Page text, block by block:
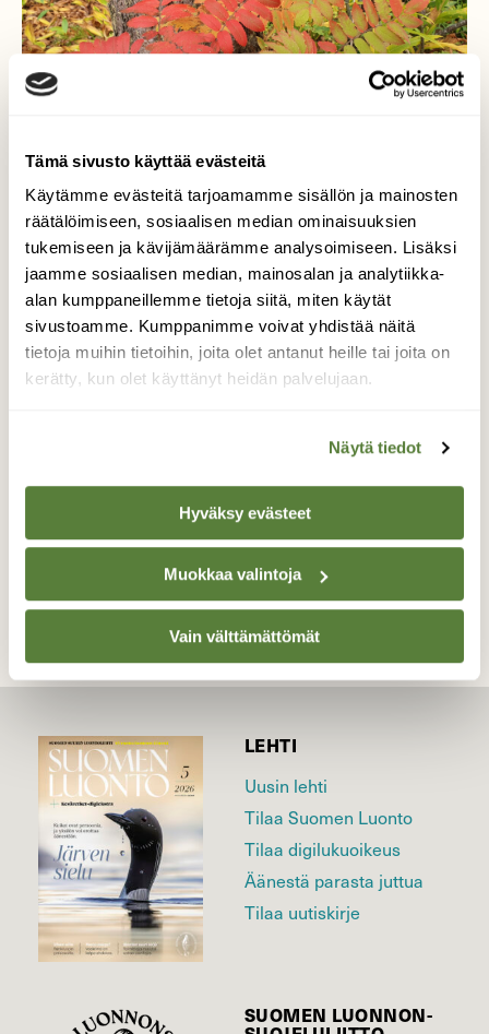
Tämä sivusto käyttää evästeitä
Käytämme evästeitä tarjoamamme sisällön ja mainosten
räätälöimiseen, sosiaalisen median ominaisuuksien
tukemiseen ja kävijämäärämme analysoimiseen. Lisäksi
jaamme sosiaalisen median, mainosalan ja analytiikka-
alan kumppaneillemme tietoja siitä, miten käytät
sivustoamme. Kumppanimme voivat yhdistää näitä
tietoja muihin tietoihin, joita olet antanut heille tai joita on
kerätty, kun olet käyttänyt heidän palvelujaan.
Näytä tiedot
Hyväksy evästeet
Muokkaa valintoja
Vain välttämättömät
Syksyn värejä - pihlaja
Pihlajan lehdet ovat saaneet kauniin
syysvärin.
TAKAISIN LISTAAN
LEHTI
Uusin lehti
Tilaa Suomen Luonto
Tilaa digilukuoikeus
Äänestä parasta juttua
Tilaa uutiskirje
SUOMEN LUONNON­